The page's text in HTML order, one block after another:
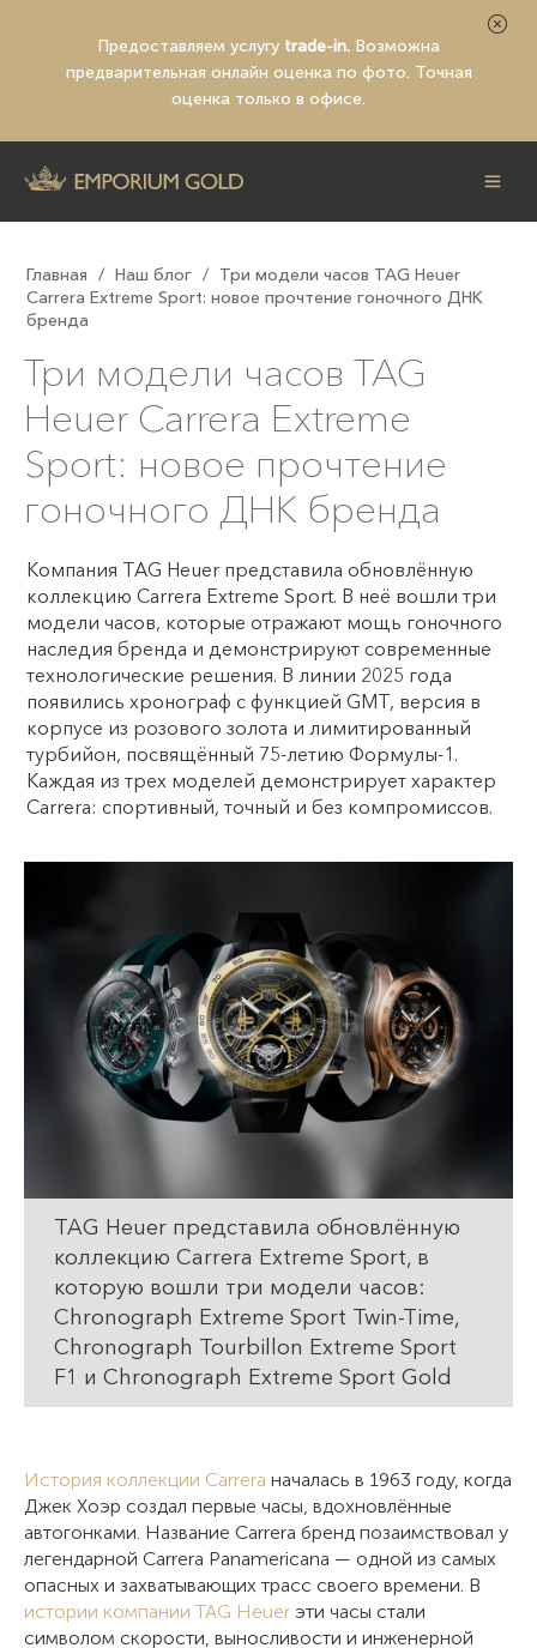
Предоставляем услугу trade-in. Возможна
предварительная онлайн оценка по фото. Точная
оценка только в офисе.
Главная / Наш блог / Три модели часов TAG Heuer
Carrera Extreme Sport: новое прочтение гоночного ДНК
бренда
Три модели часов TAG
Heuer Carrera Extreme
Sport: новое прочтение
гоночного ДНК бренда
Компания TAG Heuer представила обновлённую
коллекцию Carrera Extreme Sport. В неё вошли три
модели часов, которые отражают мощь гоночного
наследия бренда и демонстрируют современные
технологические решения. В линии 2025 года
появились хронограф с функцией GMT, версия в
корпусе из розового золота и лимитированный
турбийон, посвящённый 75-летию Формулы-1.
Каждая из трех моделей демонстрирует характер
Carrera: спортивный, точный и без компромиссов.
TAG Heuer представила обновлённую
коллекцию Carrera Extreme Sport, в
которую вошли три модели часов:
Chronograph Extreme Sport Twin-Time,
Chronograph Tourbillon Extreme Sport
F1 и Chronograph Extreme Sport Gold
История коллекции Carrera началась в 1963 году, когда
Джек Хоэр создал первые часы, вдохновлённые
автогонками. Название Carrera бренд позаимствовал у
легендарной Carrera Panamericana — одной из самых
опасных и захватывающих трасс своего времени. В
истории компании TAG Heuer эти часы стали
символом скорости, выносливости и инженерной